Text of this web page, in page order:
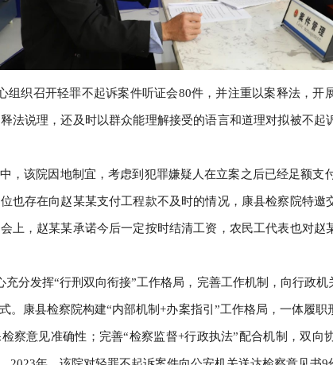
组织召开轻罪不起诉案件听证会80件，并注重以案释法，开
法说理，还及时以群众能理解接受的语言和道理对拟被不
，该院因地制宜，考虑到犯罪嫌疑人在立案之后已经足额支
也存在向赵某某支付工程款不及时的情况，康县检察院特邀
上，赵某某承诺今后一定按时结清工资，农民工代表也对
充分发挥“行刑双向衔接”工作格局，完善工作机制，向行政
。康县检察院构建“内部机制+办案指引”工作格局，一体履
察意见准确性；完善“检察监督+行政执法”配合机制，双向